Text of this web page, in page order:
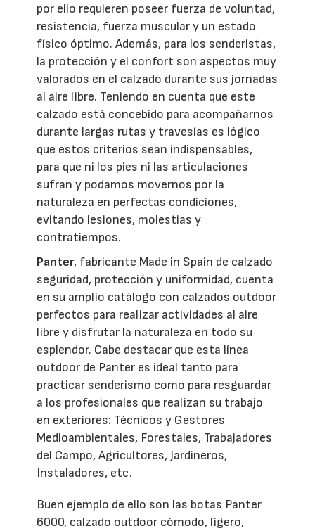
por ello requieren poseer fuerza de voluntad,
resistencia, fuerza muscular y un estado
físico óptimo. Además, para los senderistas,
la protección y el confort son aspectos muy
valorados en el calzado durante sus jornadas
al aire libre. Teniendo en cuenta que este
calzado está concebido para acompañarnos
durante largas rutas y travesías es lógico
que estos criterios sean indispensables,
para que ni los pies ni las articulaciones
sufran y podamos movernos por la
naturaleza en perfectas condiciones,
evitando lesiones, molestias y
contratiempos.
Panter, fabricante Made in Spain de calzado
seguridad, protección y uniformidad, cuenta
en su amplio catálogo con calzados outdoor
perfectos para realizar actividades al aire
libre y disfrutar la naturaleza en todo su
esplendor. Cabe destacar que esta línea
outdoor de Panter es ideal tanto para
practicar senderismo como para resguardar
a los profesionales que realizan su trabajo
en exteriores: Técnicos y Gestores
Medioambientales, Forestales, Trabajadores
del Campo, Agricultores, Jardineros,
Instaladores, etc.
Buen ejemplo de ello son las botas Panter
6000, calzado outdoor cómodo, ligero,